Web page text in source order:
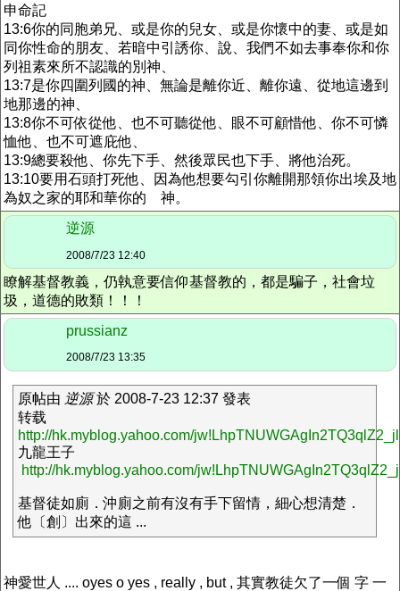
申命記
13:6你的同胞弟兄、或是你的兒女、或是你懷中的妻、或是如
同你性命的朋友、若暗中引誘你、說、我們不如去事奉你和你
列祖素來所不認識的別神、
13:7是你四圍列國的神、無論是離你近、離你遠、從地這邊到
地那邊的神、
13:8你不可依從他、也不可聽從他、眼不可顧惜他、你不可憐
恤他、也不可遮庇他、
13:9總要殺他、你先下手、然後眾民也下手、將他治死。
13:10要用石頭打死他、因為他想要勾引你離開那領你出埃及地
為奴之家的耶和華你的 神。
逆源
2008/7/23 12:40
瞭解基督教義，仍執意要信仰基督教的，都是騙子，社會垃
圾，道德的敗類！！！
prussianz
2008/7/23 13:35
原帖由 逆源於 2008-7-23 12:37 發表
转载
http://hk.myblog.yahoo.com/
九龍王子
http://hk.myblog.yahoo.com/
基督徒如廁．沖廁之前有沒有手下留情，細心想清楚．
他〔創〕出來的這 ...
神愛世人 .... oyes o yes , really , but , 其實教徒欠了一個 字 一